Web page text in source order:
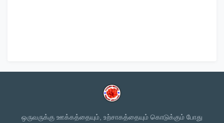
ஒருவருக்கு ஊக்கத்தையும், உற்சாகத்தையும் கொடுக்கும் போது